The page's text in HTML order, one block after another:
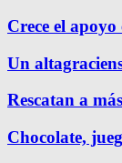
Crece el
Un
Rescatan a
Chocolate,